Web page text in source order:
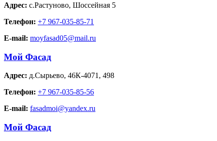
Адрес: с.Растуново, Шоссейная 5
Телефон: +7 967-035-85-71
E-mail: moyfasad05@mail.ru
Мой Фасад
Адрес: д.Сырьево, 46К-4071, 498
Телефон: +7 967-035-85-56
E-mail: fasadmoi@yandex.ru
Мой Фасад